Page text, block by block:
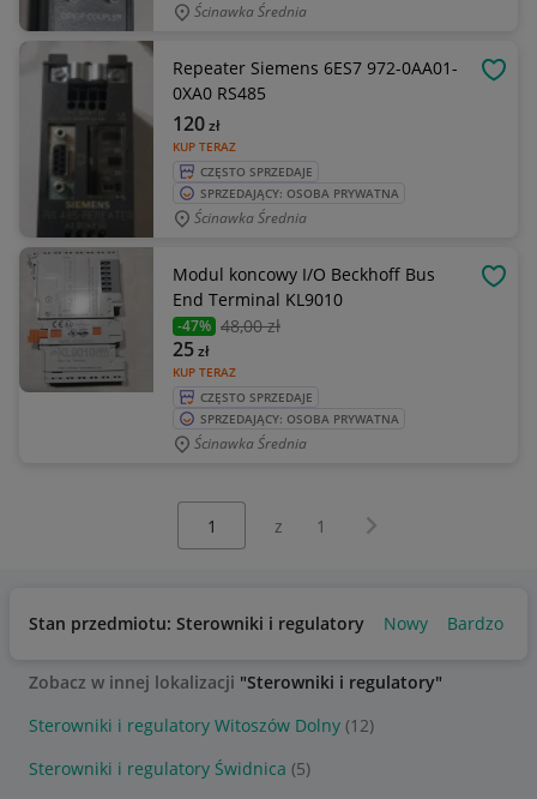
Ścinawka Średnia
Repeater Siemens 6ES7 972-0AA01-
0XA0 RS485
KUP TERAZ
120zł
CZĘSTO SPRZEDAJE
SPRZEDAJĄCY: OSOBA PRYWATNA
Ścinawka Średnia
Modul koncowy I/O Beckhoff Bus
End Terminal KL9010
-47% 48,00 zł
KUP TERAZ
25zł
CZĘSTO SPRZEDAJE
SPRZEDAJĄCY: OSOBA PRYWATNA
Ścinawka Średnia
z 1 Następna strona
Stan przedmiotu: Sterowniki i regulatory Nowy Bardzo
Zobacz w innej lokalizacji "Sterowniki i regulatory"
Sterowniki i regulatory Witoszów Dolny (12)
Sterowniki i regulatory Świdnica (5)